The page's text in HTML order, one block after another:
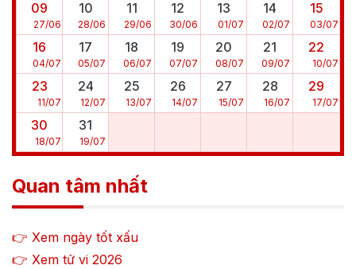
09
27/06
10
28/06
11
29/06
12
30/06
13
01/07
14
02/07
15
03/07
16
04/07
17
05/07
18
06/07
19
07/07
20
08/07
21
09/07
22
10/07
23
11/07
24
12/07
25
13/07
26
14/07
27
15/07
28
16/07
29
17/07
30
18/07
31
19/07
Quan tâm nhất
👉 Xem ngày tốt xấu
👉 Xem tử vi 2026